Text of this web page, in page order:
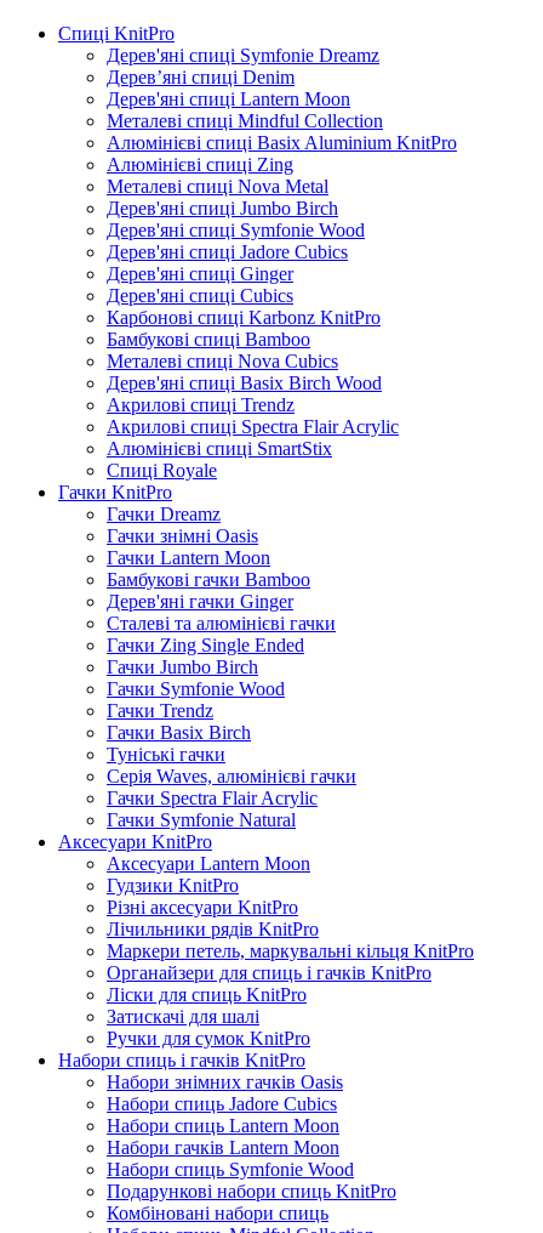
Спиці KnitPro
Дерев'яні спиці Symfonie Dreamz
Дерев’яні спиці Denim
Дерев'яні спиці Lantern Moon
Металеві спиці Mindful Collection
Алюмінієві спиці Basix Aluminium KnitPro
Алюмінієві спиці Zing
Металеві спиці Nova Metal
Дерев'яні спиці Jumbo Birch
Дерев'яні спиці Symfonie Wood
Дерев'яні спиці Jadore Cubics
Дерев'яні спиці Ginger
Дерев'яні спиці Cubics
Карбонові спиці Karbonz KnitPro
Бамбукові спиці Bamboo
Металеві спиці Nova Cubics
Дерев'яні спиці Basix Birch Wood
Акрилові спиці Trendz
Акрилові спиці Spectra Flair Acrylic
Алюмінієві спиці SmartStix
Спиці Royale
Гачки KnitPro
Гачки Dreamz
Гачки знімні Oasis
Гачки Lantern Moon
Бамбукові гачки Bamboo
Дерев'яні гачки Ginger
Сталеві та алюмінієві гачки
Гачки Zing Single Ended
Гачки Jumbo Birch
Гачки Symfonie Wood
Гачки Trendz
Гачки Basix Birch
Туніські гачки
Серія Waves, алюмінієві гачки
Гачки Spectra Flair Acrylic
Гачки Symfonie Natural
Аксесуари KnitPro
Аксесуари Lantern Moon
Гудзики KnitPro
Різні аксесуари KnitPro
Лічильники рядів KnitPro
Маркери петель, маркувальні кільця KnitPro
Органайзери для спиць і гачків KnitPro
Ліски для спиць KnitPro
Затискачі для шалі
Ручки для сумок KnitPro
Набори спиць і гачків KnitPro
Набори знімних гачків Oasis
Набори спиць Jadore Cubics
Набори спиць Lantern Moon
Набори гачків Lantern Moon
Набори спиць Symfonie Wood
Подарункові набори спиць KnitPro
Комбіновані набори спиць